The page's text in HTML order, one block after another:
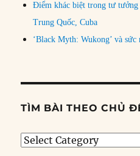
Điểm khác biệt trong tư tưởng
Trung Quốc, Cuba
‘Black Myth: Wukong’ và
TÌM BÀI THEO CHỦ
Tìm